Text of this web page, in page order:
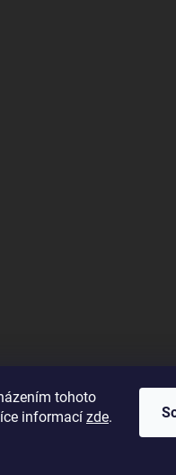
tohoto
informací zde.